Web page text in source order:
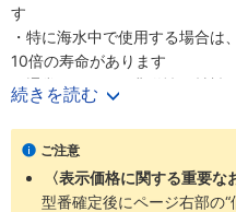
す
・特に海水中で使用する場合は
10倍の寿命があります
・通常SUS304は非磁性の材料
造工程上、磁性を生じてしまい
が、透磁率を要求される場面に
続きを読む
ご注意
〈表示価格に関する重要な
型番確定後にページ右部の“